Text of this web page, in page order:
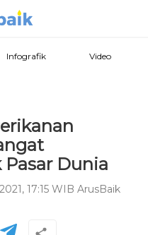
Infografik Video
Dunia
17:15 WIB ArusBaik